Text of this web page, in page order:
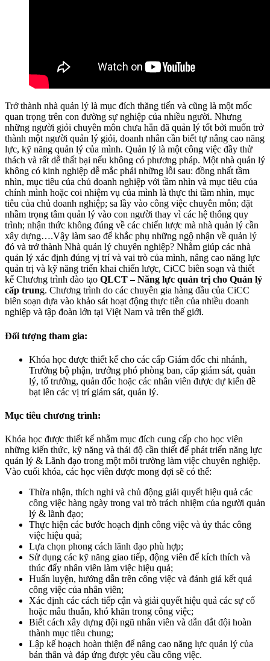
Trở thành nhà quản lý là mục đích thăng tiến và cũng là một mốc
quan trọng trên con đường sự nghiệp của nhiều người. Nhưng
những người giỏi chuyên môn chưa hẳn đã quản lý tốt bởi muốn trở
thành một người quản lý giỏi, doanh nhân cần biết tự nâng cao năng
lực, kỹ năng quản lý của mình. Quản lý là một công việc đầy thử
thách và rất dễ thất bại nếu không có phương pháp. Một nhà quản lý
không có kinh nghiệp dễ mắc phải những lỗi sau: đồng nhất tầm
nhìn, mục tiêu của chủ doanh nghiệp với tầm nhìn và mục tiêu của
chính mình hoặc coi nhiệm vụ của mình là thực thi tầm nhìn, mục
tiêu của chủ doanh nghiệp; sa lầy vào công việc chuyên môn; đặt
nhầm trọng tâm quản lý vào con người thay vì các hệ thống quy
trình; nhận thức không đúng về các chiến lược mà nhà quản lý cần
xây dựng….Vậy làm sao để khắc phụ những ngộ nhận về quản lý
đó và trở thành Nhà quản lý chuyên nghiệp? Nhằm giúp các nhà
quản lý xác định đúng vị trí và vai trò của mình, nâng cao năng lực
quản trị và kỹ năng triển khai chiến lược, CiCC biên soạn và thiết
kế Chương trình đào tạo QLCT – Năng lực quản trị cho Quản lý
cấp trung. Chương trình do các chuyên gia hàng đầu của CiCC
biên soạn dựa vào khảo sát hoạt động thực tiễn của nhiều doanh
nghiệp và tập đoàn lớn tại Việt Nam và trên thế giới.
Đối tượng tham gia:
Khóa học được thiết kế cho các cấp Giám đốc chi nhánh,
Trưởng bộ phận, trưởng phó phòng ban, cấp giám sát, quản
lý, tổ trưởng, quản đốc hoặc các nhân viên được dự kiến đề
bạt lên các vị trí giám sát, quản lý.
Mục tiêu chương trình:
Khóa học được thiết kế nhằm mục đích cung cấp cho học viên
những kiến thức, kỹ năng và thái độ cần thiết để phát triển năng lực
quản lý & Lãnh đạo trong một môi trường làm việc chuyên nghiệp.
Vào cuối khóa, các học viên được mong đợi sẽ có thể:
Thừa nhận, thích nghi và chủ động giải quyết hiệu quả các
công việc hàng ngày trong vai trò trách nhiệm của người quản
lý & lãnh đạo;
Thực hiện các bước hoạch định công việc và ủy thác công
việc hiệu quả;
Lựa chọn phong cách lãnh đạo phù hợp;
Sử dụng các kỹ năng giao tiếp, động viên để kích thích và
thúc đẩy nhân viên làm việc hiệu quả;
Huấn luyện, hướng dẫn trên công việc và đánh giá kết quả
công việc của nhân viên;
Xác định các cách tiếp cận và giải quyết hiệu quả các sự cố
hoặc mâu thuẫn, khó khăn trong công việc;
Biết cách xây dựng đội ngũ nhân viên và dẫn dắt đội hoàn
thành mục tiêu chung;
Lập kế hoạch hoàn thiện để nâng cao năng lực quản lý của
bản thân và đáp ứng được yêu cầu công việc.